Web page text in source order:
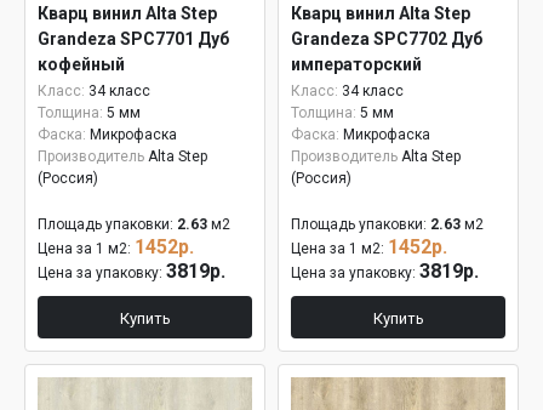
Кварц винил Alta Step
Grandeza SPC7701 Дуб
кофейный
Класс: 34 класс
Толщина: 5 мм
Фаска: Микрофаска
Производитель Alta Step
(Россия)
Площадь упаковки: 2.63 м2
Цена за 1 м2: 1452р.
Цена за упаковку: 3819р.
Купить
Кварц винил Alta Step
Grandeza SPC7702 Дуб
императорский
Класс: 34 класс
Толщина: 5 мм
Фаска: Микрофаска
Производитель Alta Step
(Россия)
Площадь упаковки: 2.63 м2
Цена за 1 м2: 1452р.
Цена за упаковку: 3819р.
Купить